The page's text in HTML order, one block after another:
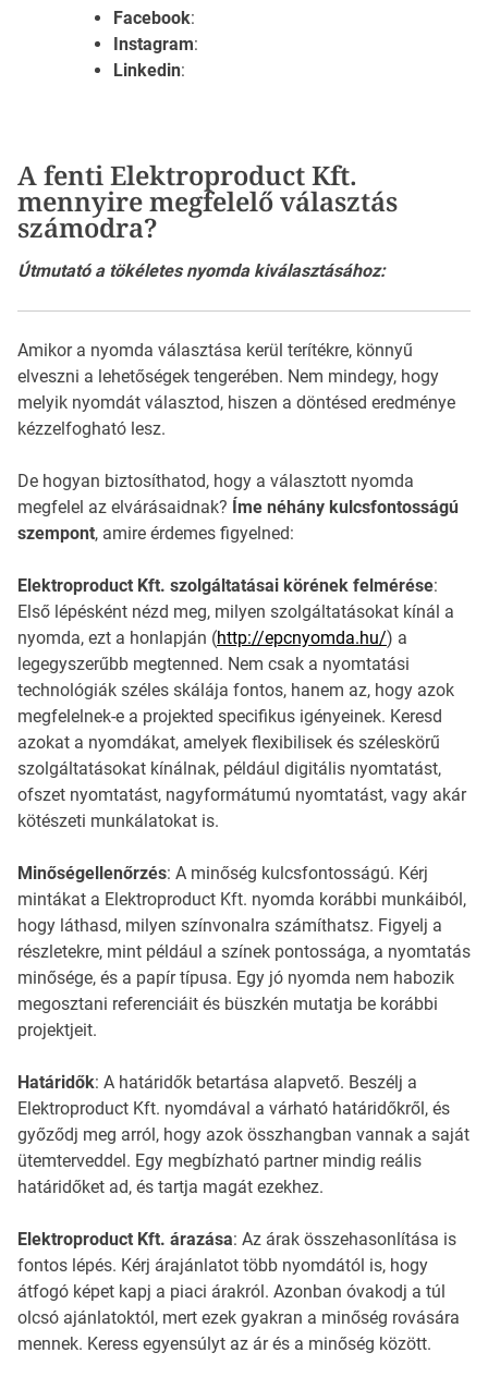
Facebook:
Instagram:
Linkedin:
A fenti Elektroproduct Kft.
mennyire megfelelő választás
számodra?
Útmutató a tökéletes nyomda kiválasztásához:
Amikor a nyomda választása kerül terítékre, könnyű
elveszni a lehetőségek tengerében. Nem mindegy, hogy
melyik nyomdát választod, hiszen a döntésed eredménye
kézzelfogható lesz.
De hogyan biztosíthatod, hogy a választott nyomda
megfelel az elvárásaidnak? Íme néhány kulcsfontosságú
szempont, amire érdemes figyelned:
Elektroproduct Kft. szolgáltatásai körének felmérése:
Első lépésként nézd meg, milyen szolgáltatásokat kínál a
nyomda, ezt a honlapján (http://epcnyomda.hu/) a
legegyszerűbb megtenned. Nem csak a nyomtatási
technológiák széles skálája fontos, hanem az, hogy azok
megfelelnek-e a projekted specifikus igényeinek. Keresd
azokat a nyomdákat, amelyek flexibilisek és széleskörű
szolgáltatásokat kínálnak, például digitális nyomtatást,
ofszet nyomtatást, nagyformátumú nyomtatást, vagy akár
kötészeti munkálatokat is.
Minőségellenőrzés: A minőség kulcsfontosságú. Kérj
mintákat a Elektroproduct Kft. nyomda korábbi munkáiból,
hogy láthasd, milyen színvonalra számíthatsz. Figyelj a
részletekre, mint például a színek pontossága, a nyomtatás
minősége, és a papír típusa. Egy jó nyomda nem habozik
megosztani referenciáit és büszkén mutatja be korábbi
projektjeit.
Határidők: A határidők betartása alapvető. Beszélj a
Elektroproduct Kft. nyomdával a várható határidőkről, és
győződj meg arról, hogy azok összhangban vannak a saját
ütemterveddel. Egy megbízható partner mindig reális
határidőket ad, és tartja magát ezekhez.
Elektroproduct Kft. árazása: Az árak összehasonlítása is
fontos lépés. Kérj árajánlatot több nyomdától is, hogy
átfogó képet kapj a piaci árakról. Azonban óvakodj a túl
olcsó ajánlatoktól, mert ezek gyakran a minőség rovására
mennek. Keress egyensúlyt az ár és a minőség között.